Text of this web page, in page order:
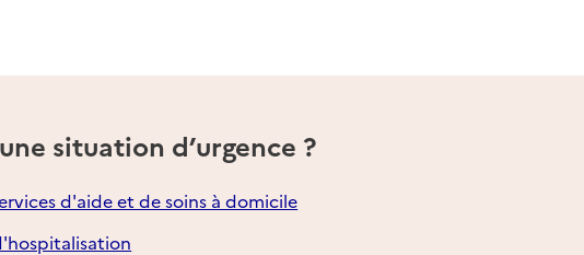
situation d’urgence ?
d'aide et de soins à domicile